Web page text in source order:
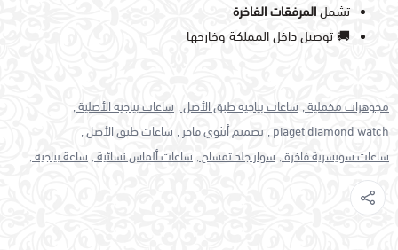
تشملالمرفقات الفاخرة
🚚 توصيل داخل المملكة وخارجها
مجوهرات مخملية , ساعات بياجيه طبق الأصل , ساعات بياجيه الأصلية ,
piaget diamond watch , تصميم أنثوي فاخر , ساعات طبق الأصل ,
ساعات سويسرية فاخرة , سوار جلد تمساح , ساعات ألماس نسائية , ساعة بياجيه ,